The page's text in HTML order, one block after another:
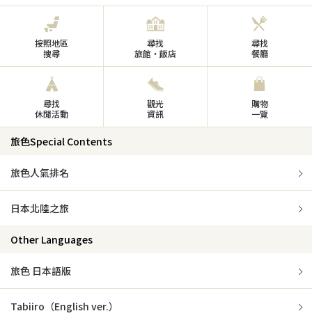
按照地區
搜尋
尋找
旅館・飯店
尋找
餐廳
尋找
休閒活動
觀光
資訊
購物
一覽
旅色Special Contents
旅色人氣排名
日本北陸之旅
Other Languages
旅色 日本語版
Tabiiro（English ver.）